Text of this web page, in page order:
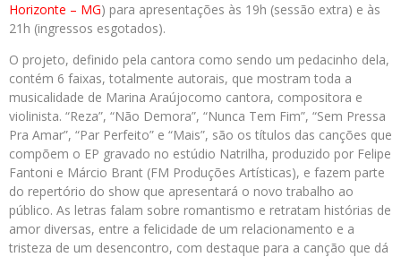
Horizonte – MG) para apresentações às 19h (sessão extra) e às
21h (ingressos esgotados).
O projeto, definido pela cantora como sendo um pedacinho dela,
contém 6 faixas, totalmente autorais, que mostram toda a
musicalidade de Marina Araújocomo cantora, compositora e
violinista. “Reza”, “Não Demora”, “Nunca Tem Fim”, “Sem Pressa
Pra Amar”, “Par Perfeito” e “Mais”, são os títulos das canções que
compõem o EP gravado no estúdio Natrilha, produzido por Felipe
Fantoni e Márcio Brant (FM Produções Artísticas), e fazem parte
do repertório do show que apresentará o novo trabalho ao
público. As letras falam sobre romantismo e retratam histórias de
amor diversas, entre a felicidade de um relacionamento e a
tristeza de um desencontro, com destaque para a canção que dá